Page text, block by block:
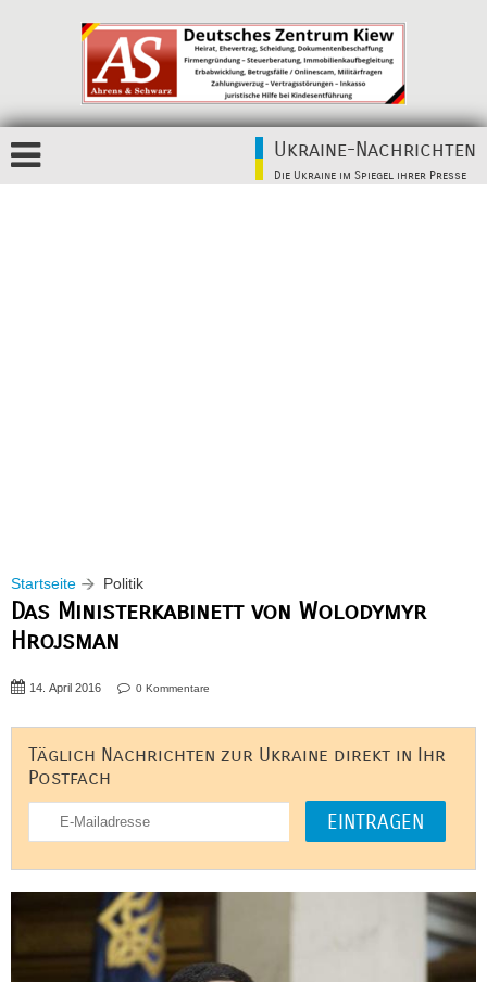
Ukraine-Nachrichten
Die Ukraine im Spiegel ihrer Presse
Startseite Politik
Das Ministerkabinett von Wolodymyr
Hrojsman
14. April 2016 0 Kommentare
Täglich Nachrichten zur Ukraine direkt in Ihr
Postfach